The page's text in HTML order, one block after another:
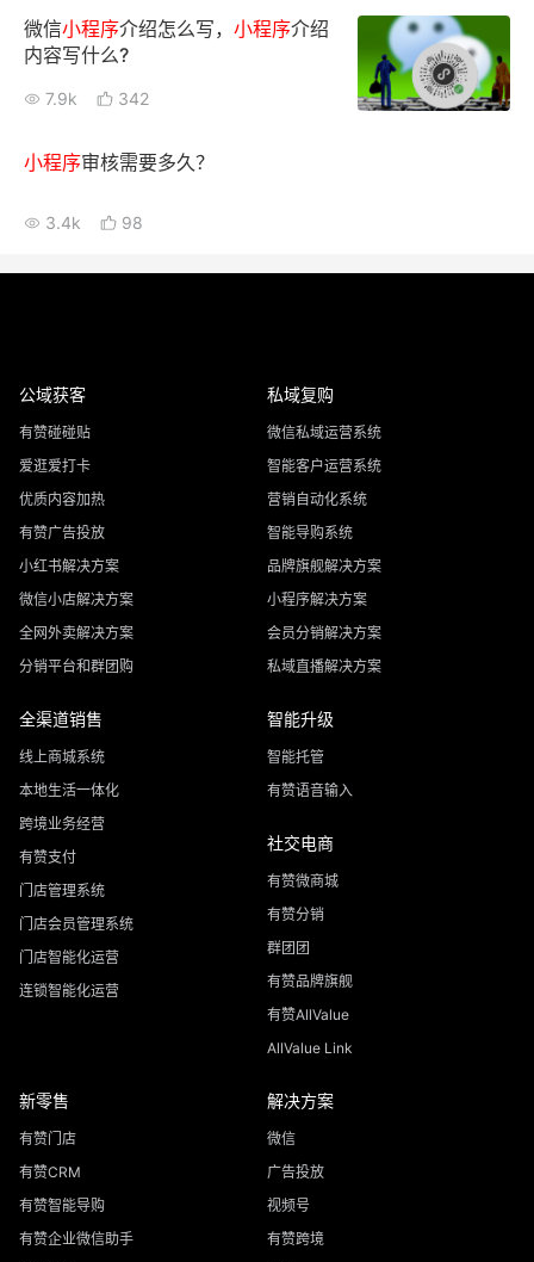
微信小程序介绍怎么写， 小程序介绍
内容写什么?
7.9k 342
小程序审核需要多久？
3.4k 98
公域获客
有赞碰碰贴
爱逛爱打卡
优质内容加热
有赞广告投放
小红书解决方案
微信小店解决方案
全网外卖解决方案
分销平台和群团购
私域复购
微信私域运营系统
智能客户运营系统
营销自动化系统
智能导购系统
品牌旗舰解决方案
小程序解决方案
会员分销解决方案
私域直播解决方案
全渠道销售
线上商城系统
本地生活一体化
跨境业务经营
有赞支付
门店管理系统
门店会员管理系统
门店智能化运营
连锁智能化运营
智能升级
智能托管
有赞语音输入
社交电商
有赞微商城
有赞分销
群团团
有赞品牌旗舰
有赞AllValue
AllValue Link
新零售
有赞门店
有赞CRM
有赞智能导购
有赞企业微信助手
解决方案
微信
广告投放
视频号
有赞跨境